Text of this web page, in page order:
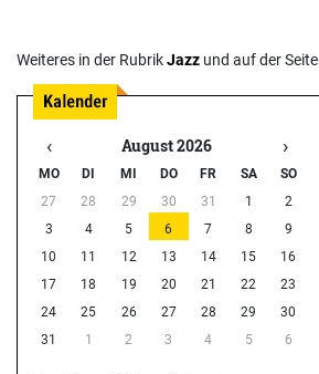
Weiteres in der RubrikJazz und auf der Seite
‹ August 2026 ›
MO DI MI DO FR SA
SO
27
28 29 30 31 1
2
3
4 5 6 7 8
9
10
11 12 13 14 15
16
17
18 19 20 21 22
23
24
25 26 27 28 29
30
31
1 2 3 4 5 6